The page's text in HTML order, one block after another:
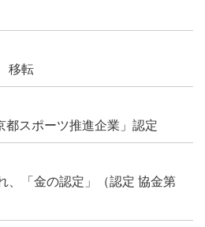
移転
都スポーツ推進企業」認定
、「金の認定」（認定 協金第